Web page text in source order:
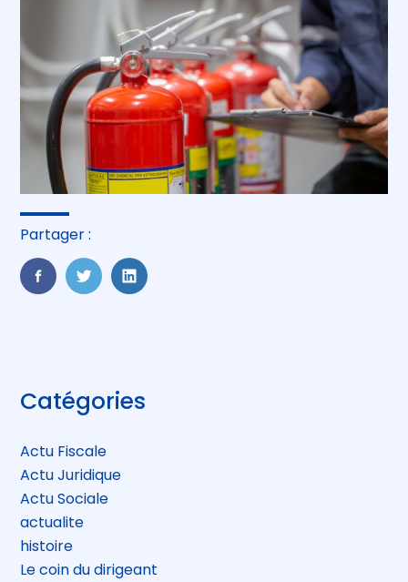
Partager :
FaceBook
TwitterLinkedIn
Blog
sidebar
Catégories
Actu Fiscale
Actu Juridique
Actu Sociale
actualite
histoire
Le coin du dirigeant